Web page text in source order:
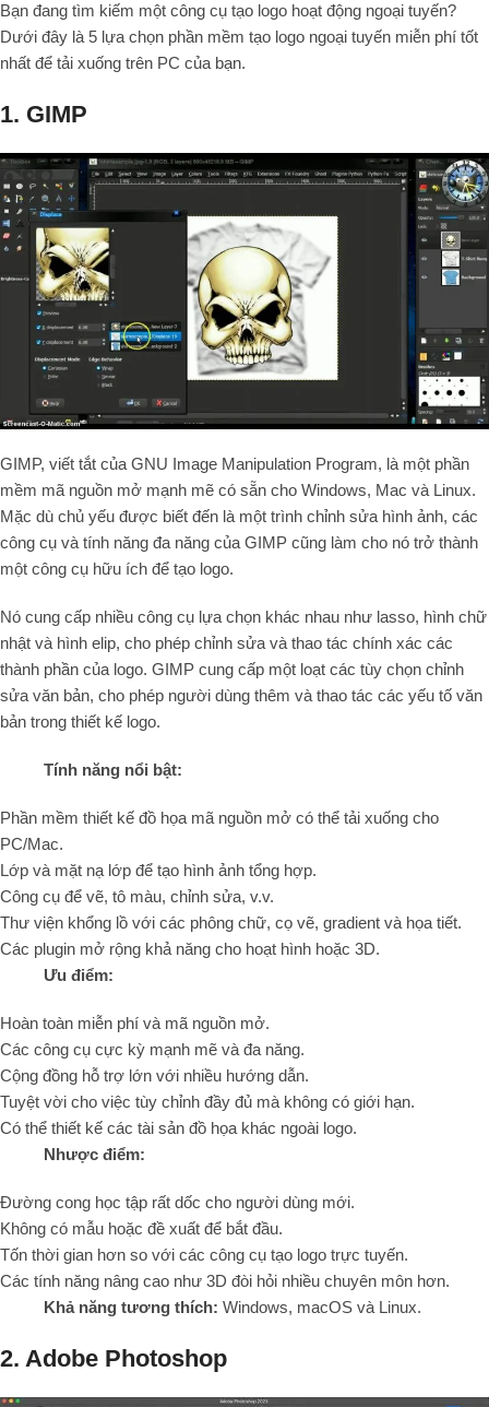
Bạn đang tìm kiếm một công cụ tạo logo hoạt động ngoại tuyến?
Dưới đây là 5 lựa chọn phần mềm tạo logo ngoại tuyến miễn phí tốt
nhất để tải xuống trên PC của bạn.
1. GIMP
GIMP, viết tắt của GNU Image Manipulation Program, là một phần
mềm mã nguồn mở mạnh mẽ có sẵn cho Windows, Mac và Linux.
Mặc dù chủ yếu được biết đến là một trình chỉnh sửa hình ảnh, các
công cụ và tính năng đa năng của GIMP cũng làm cho nó trở thành
một công cụ hữu ích để tạo logo.
Nó cung cấp nhiều công cụ lựa chọn khác nhau như lasso, hình chữ
nhật và hình elip, cho phép chỉnh sửa và thao tác chính xác các
thành phần của logo. GIMP cung cấp một loạt các tùy chọn chỉnh
sửa văn bản, cho phép người dùng thêm và thao tác các yếu tố văn
bản trong thiết kế logo.
Tính năng nổi bật:
Phần mềm thiết kế đồ họa mã nguồn mở có thể tải xuống cho
PC/Mac.
Lớp và mặt nạ lớp để tạo hình ảnh tổng hợp.
Công cụ để vẽ, tô màu, chỉnh sửa, v.v.
Thư viện khổng lồ với các phông chữ, cọ vẽ, gradient và họa tiết.
Các plugin mở rộng khả năng cho hoạt hình hoặc 3D.
Ưu điểm:
Hoàn toàn miễn phí và mã nguồn mở.
Các công cụ cực kỳ mạnh mẽ và đa năng.
Cộng đồng hỗ trợ lớn với nhiều hướng dẫn.
Tuyệt vời cho việc tùy chỉnh đầy đủ mà không có giới hạn.
Có thể thiết kế các tài sản đồ họa khác ngoài logo.
Nhược điểm:
Đường cong học tập rất dốc cho người dùng mới.
Không có mẫu hoặc đề xuất để bắt đầu.
Tốn thời gian hơn so với các công cụ tạo logo trực tuyến.
Các tính năng nâng cao như 3D đòi hỏi nhiều chuyên môn hơn.
Khả năng tương thích: Windows, macOS và Linux.
2. Adobe Photoshop